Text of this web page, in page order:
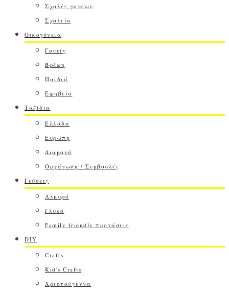
Σχολές γονέων
Σχολείο
Οικογένεια
Γονείς
Βρέφη
Παιδιά
Εφηβεία
Ταξίδια
Ελλάδα
Ευρώπη
Διαμονή
Οργάνωση / Συμβουλές
Γεύσεις
Αλμυρό
Γλυκό
Family friendly προτάσεις
DIY
Crafts
Kid's Crafts
Χριστούγεννα